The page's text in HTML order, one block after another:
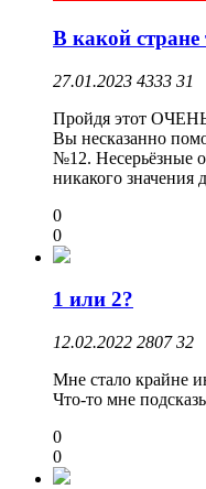
В какой стране
27.01.2023 4333 31
Пройдя этот
Вы несказанно
№12. Несерьёзные
никакого значения
0
0
1 или 2?
12.02.2022 2807 32
Мне стало крайне
Что-то мне
0
0